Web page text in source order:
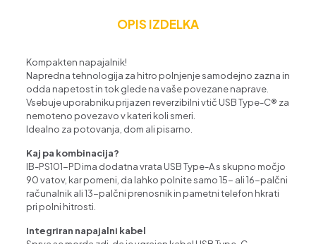
OPIS IZDELKA
Kompakten napajalnik!
Napredna tehnologija za hitro polnjenje samodejno zazna in
odda napetost in tok glede na vaše povezane naprave.
Vsebuje uporabniku prijazen reverzibilni vtič USB Type-C® za
nemoteno povezavo v kateri koli smeri.
Idealno za potovanja, dom ali pisarno.
Kaj pa kombinacija?
IB-PS101-PD ima dodatna vrata USB Type-A s skupno močjo
90 vatov, kar pomeni, da lahko polnite samo 15- ali 16-palčni
računalnik ali 13-palčni prenosnik in pametni telefon hkrati
pri polni hitrosti.
Integriran napajalni kabel